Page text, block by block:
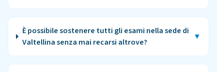
È possibile sostenere tutti gli esami nella sede di
Valtellina senza mai recarsi altrove?
▼